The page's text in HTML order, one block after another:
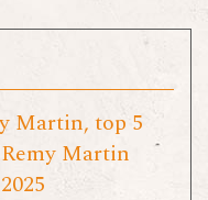
Martin, top 5
Martin